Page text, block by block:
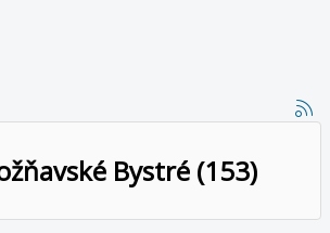
Bystré (153)